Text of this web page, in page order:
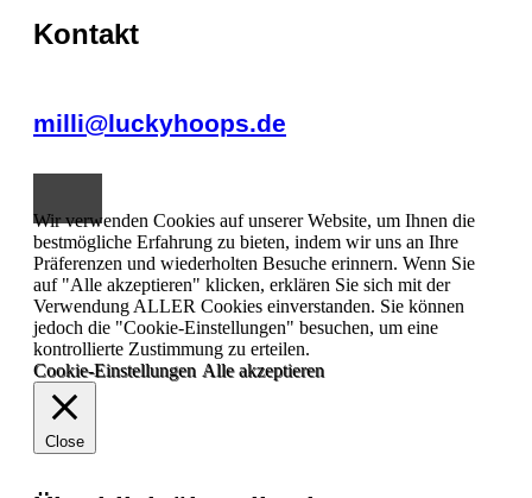
Kontakt
milli@luckyhoops.de
Wir verwenden Cookies auf unserer Website, um Ihnen die
bestmögliche Erfahrung zu bieten, indem wir uns an Ihre
Präferenzen und wiederholten Besuche erinnern. Wenn Sie
auf "Alle akzeptieren" klicken, erklären Sie sich mit der
Verwendung ALLER Cookies einverstanden. Sie können
jedoch die "Cookie-Einstellungen" besuchen, um eine
kontrollierte Zustimmung zu erteilen.
Cookie-Einstellungen Alle akzeptieren
Close